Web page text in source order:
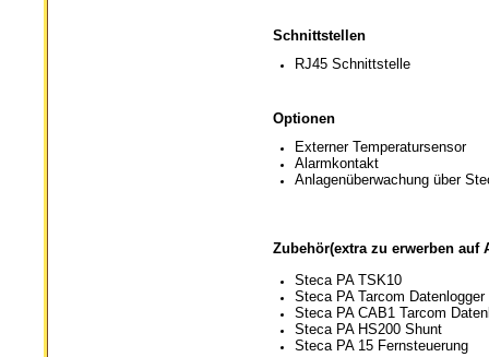
Schnittstellen
RJ45 Schnittstelle
Optionen
Externer Temperatursensor
Alarmkontakt
Anlagenüberwachung über
Zubehör(extra zu erwerben auf
Steca PA TSK10
Steca PA Tarcom Datenlogger
Steca PA CAB1 Tarcom
Steca PA HS200 Shunt
Steca PA 15 Fernsteuerung